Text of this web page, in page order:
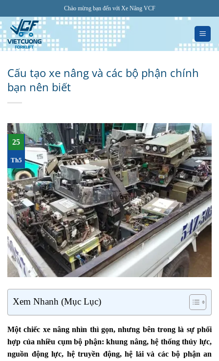
qua
nội
dung
Chào mừng bạn đến với Xe Nâng VCF
Cấu tạo xe nâng và các bộ phận chính
bạn nên biết
25
Th5
Xem Nhanh (Mục Lục)
Một chiếc xe nâng nhìn thì gọn, nhưng bên trong là sự phối
hợp của nhiều cụm bộ phận: khung nâng, hệ thống thủy lực,
nguồn động lực, hệ truyền động, hệ lái và các bộ phận an